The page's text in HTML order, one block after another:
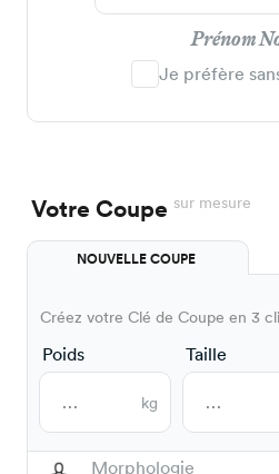
Prénom
Je préfère
Votre Coupe sur mesure
NOUVELLE COUPE
Créez votre Clé de Coupe en 3
Poids
kg
Taille
Morphologie